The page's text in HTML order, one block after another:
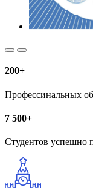
200+
Профессинальных
7 500+
Студентов успешно